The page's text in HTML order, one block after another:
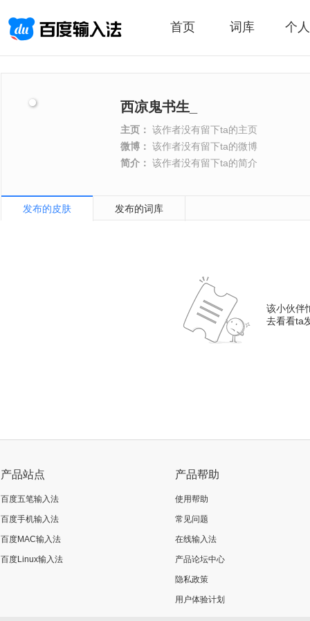
首页 词库 个
西凉鬼书生_
主页： 该作者没有留下ta的主页
微博： 该作者没有留下ta的微博
简介： 该作者没有留下ta的简介
发布的皮肤 发布的词库
该小伙伴
去看看ta
产品站点
百度五笔输入法
百度手机输入法
百度MAC输入法
百度Linux输入法
产品帮助
使用帮助
常见问题
在线输入法
产品论坛中心
隐私政策
用户体验计划